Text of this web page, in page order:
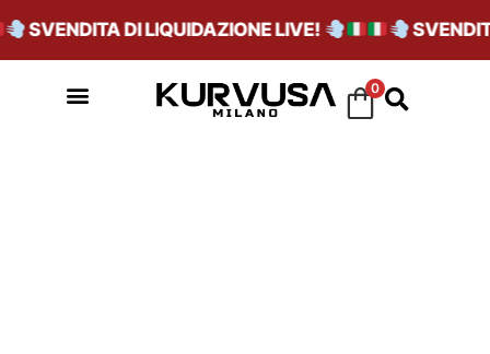
SVENDITA DI LIQUIDAZIONE LIVE!
0